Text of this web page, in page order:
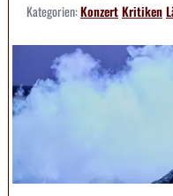
Kategorien:KonzertKritiken